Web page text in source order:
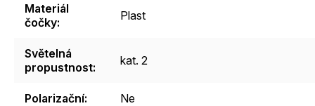
Materiál
čočky: Plast
Světelná
propustnost: kat. 2
Polarizační: Ne